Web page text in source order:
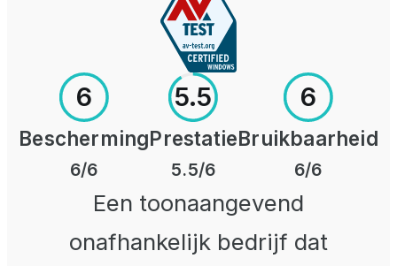
6
Bescherming
6/6
5.5
Prestatie
5.5/6
6
Bruikbaarheid
6/6
Een toonaangevend
onafhankelijk bedrijf dat